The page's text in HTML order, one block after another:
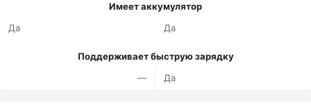
Имеет аккумулятор
Да
Да
Поддерживает быструю зарядку
—
Да